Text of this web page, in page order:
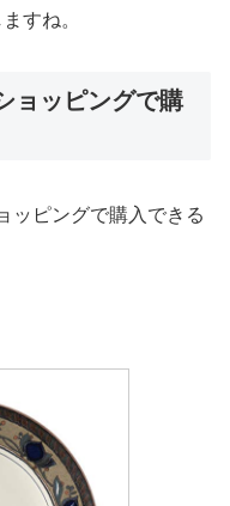
すね。
ョッピングで購
ッピングで購入できる